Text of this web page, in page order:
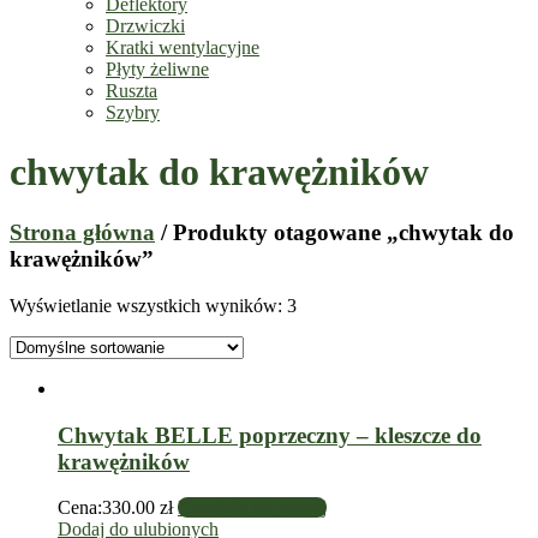
Deflektory
Drzwiczki
Kratki wentylacyjne
Płyty żeliwne
Ruszta
Szybry
chwytak do krawężników
Strona główna / Produkty otagowane „chwytak do
krawężników”
Wyświetlanie wszystkich wyników: 3
Chwytak BELLE poprzeczny – kleszcze do
krawężników
Cena:330.00 zł Dowiedz się więcej
Dodaj do ulubionych